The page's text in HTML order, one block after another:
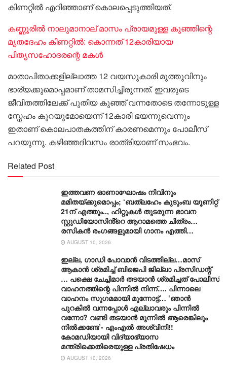
കിണറ്റിൽ എറിഞ്ഞാണ് കൊലപ്പെടുത്തിയത്.
കണ്ണൂരിൽ നാലുമാനാല് മാസം പ്രായമുള്ള കുഞ്ഞിന്റെ
മൃതദേഹം കിണറ്റിൽ: കൊന്നത് 12കാരിയായ
പിതൃസഹോദരന്റെ മകൾ
മാതാപിതാക്കളില്ലാത്ത 12 വയസുകാരി മുത്തുവിനും
ഭാര്യക്കുമൊപ്പമാണ് താമസിച്ചിരുന്നത്. ഇവരുടെ
ജീവിതത്തിലേക്ക് പുതിയ കുഞ്ഞ് വന്നതോടെ തന്നോടുള്ള
സ്നേഹം കുറയുമോയെന്ന് 12കാരി ഭയന്നുവെന്നും
ഇതാണ് കൊലപാതകത്തിന് കാരണമെന്നും പോലീസ്
പറയുന്നു. കഴിഞ്ഞദിവസം രാത്രിയാണ് സംഭവം.
Related Post
ഇത്തവണ ഓണാഘോഷം നിവിനും
മമിതയ്ക്കുമൊപ്പം; ‘ബത്‍ലഹേം കുടുംബ യൂണിറ്റ്
21ന് എത്തും.., ഹിറ്റുകൾ തുടരുന്ന ഭാവന
സ്റ്റുഡിയോസിൻ്റെ ആറാമത്തെ ചിത്രം…
രസികൻ രംഗങ്ങളുമായി ഗാനം എത്തി…
AUGUST 10, 2026
ഇല്ല, ​ഗാഡി പോവാൻ വിടത്തില്ല…മാസ്
ആകാൻ ശ്രമിച്ച് ബിജെപി ജില്ലാ പ്രസിഡന്റ്
… പക്ഷെ ചേച്ചിമാർ തടയാൻ ശ്രമിച്ചത് പോലീസ്
വാഹനത്തിന്റെ പിന്നിൽ നിന്ന്…. പിന്നാലെ
വാഹനം സു​ഗമമായി മുന്നോട്ട്… ‘ഞാൻ
പുറകിൽ വന്നപ്പോൾ എല്ലാവരും പിന്നിൽ
വന്നോ? വണ്ടി തടയാൻ മുന്നിൽ ആരെങ്കിലും
നിൽക്കണ്ടേ’- എംഎൽ അശ്വിനി!!
കോമഡിയായി വിദ്യാഭ്യാസ
മന്ത്രിക്കെതിരെയുള്ള പ്രതിഷേധം
AUGUST 10, 2026